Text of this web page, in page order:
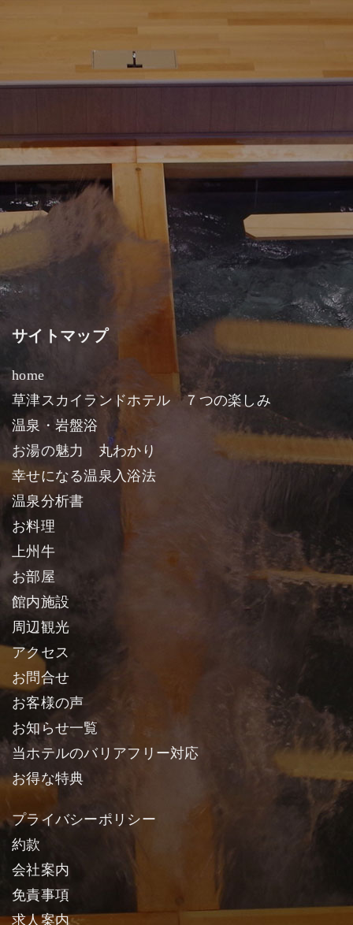
サイトマップ
home
草津スカイランドホテル ７つの楽しみ
温泉・岩盤浴
お湯の魅力 丸わかり
幸せになる温泉入浴法
温泉分析書
お料理
上州牛
お部屋
館内施設
周辺観光
アクセス
お問合せ
お客様の声
お知らせ一覧
当ホテルのバリアフリー対応
お得な特典
プライバシーポリシー
約款
会社案内
免責事項
求人案内